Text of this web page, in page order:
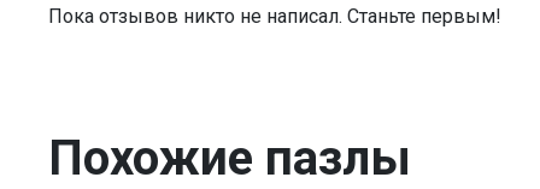
Пока отзывов никто не написал. Станьте первым!
Похожие пазлы